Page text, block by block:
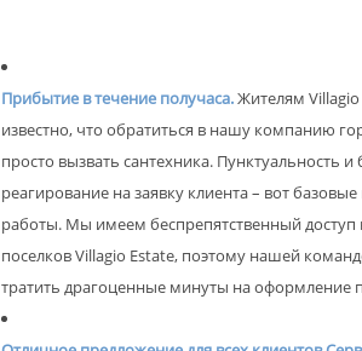
Прибытие в течение получаса.Жителям
известно, что обратиться в нашу компанию
просто вызвать сантехника. Пунктуальность и
реагирование на заявку клиента – вот
работы. Мы имеем беспрепятственный доступ
поселков Villagio Estate, поэтому нашей
тратить драгоценные минуты на оформление